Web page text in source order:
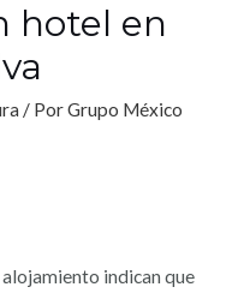
hotel en
/ PorGrupo México
indican que